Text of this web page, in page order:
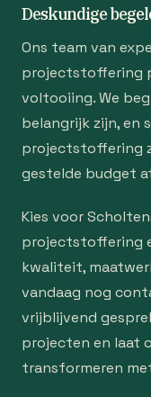
Deskundige
Ons team van
projectstoffering
voltooiing. We
belangrijk zijn, en
projectstoffering
gestelde budget
Kies voor
projectstoffering
kwaliteit,
vandaag nog
vrijblijvend
projecten en laat
transformeren